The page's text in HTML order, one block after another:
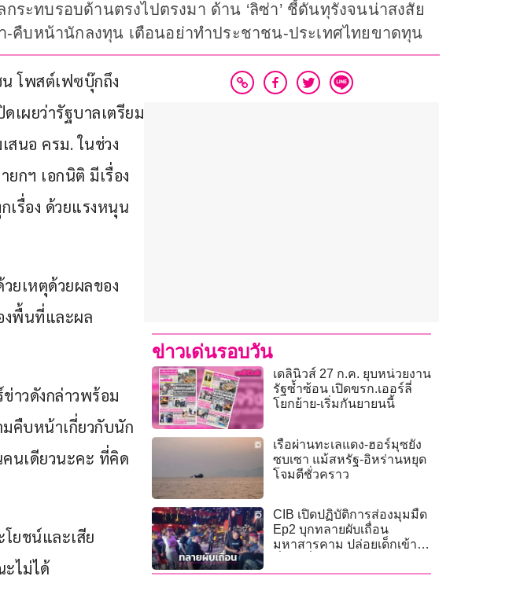
กระทบรอบด้านตรงไปตรงมา ด้าน ‘ลิซ่า’ ชี้ดันทุรังจนน่าสงสัย
-คืบหน้านักลงทุน เตือนอย่าทำประชาชน-ประเทศไทยขาดทุน
โพสต์เฟซบุ๊กถึง
ผยว่ารัฐบาลเตรียม
สนอ ครม. ในช่วง
ยกฯ เอกนิติ มีเรื่อง
รื่อง ด้วยแรงหนุน
ยเหตุด้วยผลของ
งพื้นที่และผล
วดังกล่าวพร้อม
คืบหน้าเกี่ยวกับนัก
นเดียวนะคะ ที่คิด
ยชน์และเสีย
ะไม่ได้
ข่าวเด่นรอบวัน
เดลินิวส์ 27 ก.ค. ยุบหน่วยงาน
รัฐซ้ำซ้อน เปิดขรก.เออร์ลี่
โยกย้าย-เริ่มกันยายนนี้
เรือผ่านทะเลแดง-ฮอร์มุซยัง
ซบเซา แม้สหรัฐ-อิหร่านหยุด
โจมตีชั่วคราว
CIB เปิดปฏิบัติการส่องมุมมืด
Ep2 บุกทลายผับเถื่อน
มหาสารคาม ปล่อยเด็กเข้า